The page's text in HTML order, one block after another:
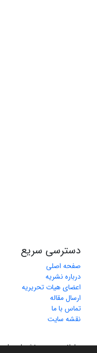
دسترسی سریع
صفحه اصلی
درباره نشریه
اعضای هیات تحریریه
ارسال مقاله
تماس با ما
نقشه سایت
سامانه مدیریت نشریات